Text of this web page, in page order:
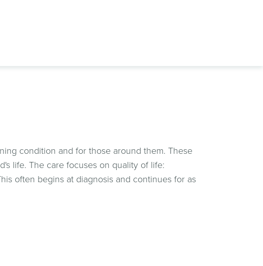
condition and for those around them. These
life. The care focuses on quality of life:
often begins at diagnosis and continues for as